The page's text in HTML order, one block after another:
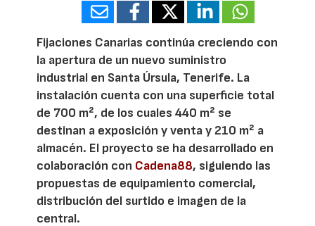
Fijaciones Canarias continúa creciendo con
la apertura de un nuevo suministro
industrial en Santa Úrsula, Tenerife. La
instalación cuenta con una superficie total
de 700 m², de los cuales 440 m² se
destinan a exposición y venta y 210 m² a
almacén. El proyecto se ha desarrollado en
colaboración con Cadena88, siguiendo las
propuestas de equipamiento comercial,
distribución del surtido e imagen de la
central.